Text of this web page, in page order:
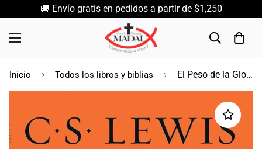
🚚 Envío gratis en pedidos a partir de $1,250
Inicio Todos los libros y biblias El Peso de la Gloria / C. S. Lewis